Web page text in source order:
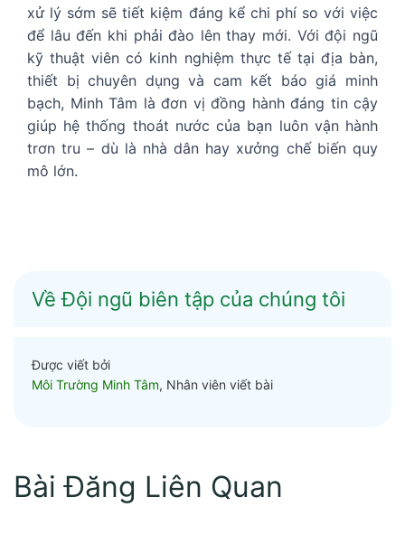
xử lý sớm sẽ tiết kiệm đáng kể chi phí so với việc
để lâu đến khi phải đào lên thay mới. Với đội ngũ
kỹ thuật viên có kinh nghiệm thực tế tại địa bàn,
thiết bị chuyên dụng và cam kết báo giá minh
bạch, Minh Tâm là đơn vị đồng hành đáng tin cậy
giúp hệ thống thoát nước của bạn luôn vận hành
trơn tru – dù là nhà dân hay xưởng chế biến quy
mô lớn.
Về Đội ngũ biên tập của chúng tôi
Được viết bởi
Môi Trường Minh Tâm, Nhân viên viết bài
Bài Đăng Liên Quan